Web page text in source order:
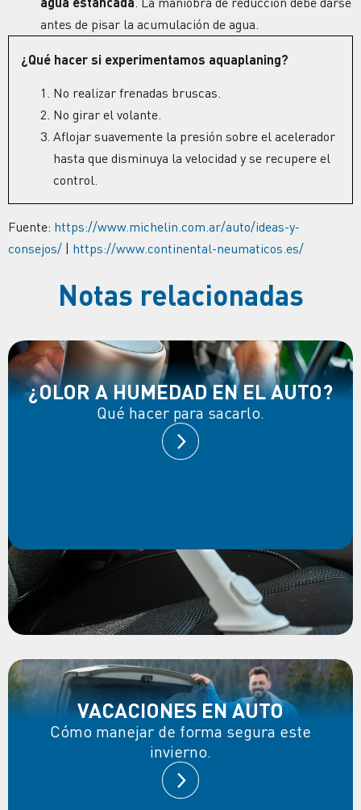
antes de pisar la acumulación de agua.
¿Qué hacer si experimentamos aquaplaning?
No realizar frenadas bruscas.
No girar el volante.
Aflojar suavemente la presión sobre el acelerador
hasta que disminuya la velocidad y se recupere el
control.
Fuente: https://www.michelin.com.ar/auto/ideas-y-
consejos/
https://www.continental-neumaticos.es/
Notas relacionadas
¿OLOR A HUMEDAD EN EL AUTO?
Qué hacer para sacarlo.
VACACIONES EN AUTO
Cómo manejar de forma segura este
invierno.